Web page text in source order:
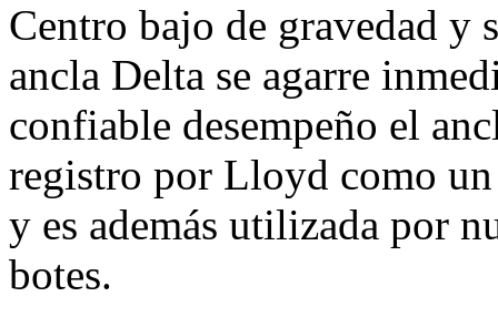
Centro bajo de gravedad y
ancla Delta se agarre
confiable desempeño el
registro por Lloyd como un
y es además utilizada por
botes.